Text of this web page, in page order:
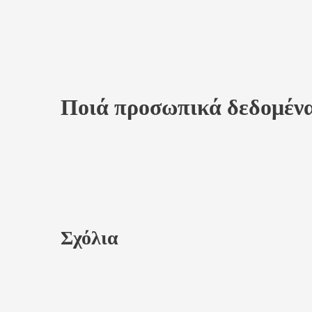
Ποιά προσωπικά
Σχόλια